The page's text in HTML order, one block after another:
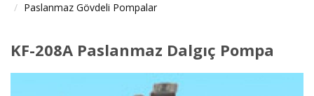
Paslanmaz Gövdeli Pompalar
KF-208A Paslanmaz Dalgıç Pompa